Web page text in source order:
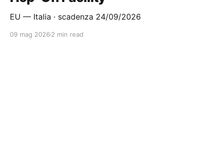
EU — Italia · scadenza 24/09/2026
09 mag 2026 2 min read